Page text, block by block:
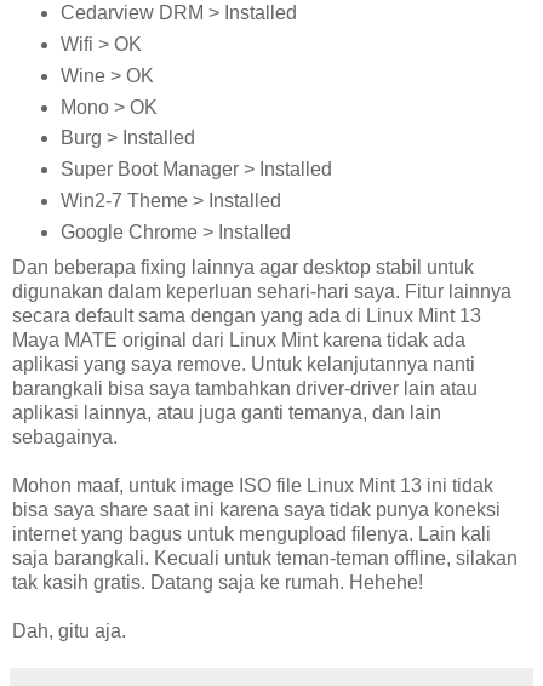
Cedarview DRM > Installed
Wifi > OK
Wine > OK
Mono > OK
Burg > Installed
Super Boot Manager > Installed
Win2-7 Theme > Installed
Google Chrome > Installed
Dan beberapa fixing lainnya agar desktop stabil untuk
digunakan dalam keperluan sehari-hari saya. Fitur lainnya
secara default sama dengan yang ada di Linux Mint 13
Maya MATE original dari Linux Mint karena tidak ada
aplikasi yang saya remove. Untuk kelanjutannya nanti
barangkali bisa saya tambahkan driver-driver lain atau
aplikasi lainnya, atau juga ganti temanya, dan lain
sebagainya.
Mohon maaf, untuk image ISO file Linux Mint 13 ini tidak
bisa saya share saat ini karena saya tidak punya koneksi
internet yang bagus untuk mengupload filenya. Lain kali
saja barangkali. Kecuali untuk teman-teman offline, silakan
tak kasih gratis. Datang saja ke rumah. Hehehe!
Dah, gitu aja.